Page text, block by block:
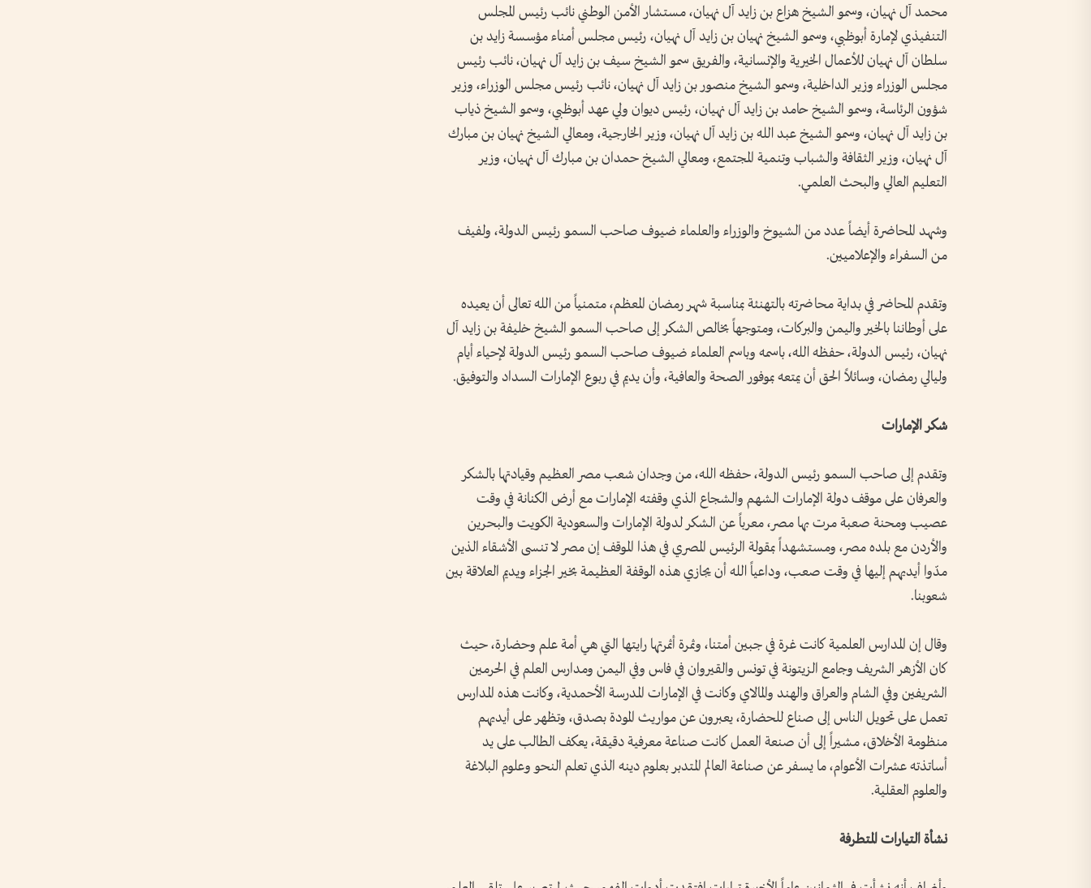
محمد آل نهيان، وسمو الشيخ هزاع بن زايد آل نهيان، مستشار الأمن الوطني نائب رئيس المجلس
التنفيذي لإمارة أبوظبي، وسمو الشيخ نهيان بن زايد آل نهيان، رئيس مجلس أمناء مؤسسة زايد بن
سلطان آل نهيان للأعمال الخيرية والإنسانية، والفريق سمو الشيخ سيف بن زايد آل نهيان، نائب رئيس
مجلس الوزراء وزير الداخلية، وسمو الشيخ منصور بن زايد آل نهيان، نائب رئيس مجلس الوزراء، وزير
شؤون الرئاسة، وسمو الشيخ حامد بن زايد آل نهيان، رئيس ديوان ولي عهد أبوظبي، وسمو الشيخ ذياب
بن زايد آل نهيان، وسمو الشيخ عبد الله بن زايد آل نهيان، وزير الخارجية، ومعالي الشيخ نهيان بن مبارك
آل نهيان، وزير الثقافة والشباب وتنمية المجتمع، ومعالي الشيخ حمدان بن مبارك آل نهيان، وزير
التعليم العالي والبحث العلمي.
وشهد المحاضرة أيضاً عدد من الشيوخ والوزراء والعلماء ضيوف صاحب السمو رئيس الدولة، ولفيف
من السفراء والإعلاميين.
وتقدم المحاضر في بداية محاضرته بالتهنئة بمناسبة شهر رمضان المعظم، متمنياً من الله تعالى أن يعيده
على أوطاننا بالخير واليمن والبركات، ومتوجهاً بخالص الشكر إلى صاحب السمو الشيخ خليفة بن زايد آل
نهيان، رئيس الدولة، حفظه الله، باسمه وباسم العلماء ضيوف صاحب السمو رئيس الدولة لإحياء أيام
وليالي رمضان، وسائلاً الحق أن يمتعه بموفور الصحة والعافية، وأن يديم في ربوع الإمارات السداد والتوفيق.
شكر الإمارات
وتقدم إلى صاحب السمو رئيس الدولة، حفظه الله، من وجدان شعب مصر العظيم وقيادتها بالشكر
والعرفان على موقف دولة الإمارات الشهم والشجاع الذي وقفته الإمارات مع أرض الكنانة في وقت
عصيب ومحنة صعبة مرت بها مصر، معرباً عن الشكر لدولة الإمارات والسعودية الكويت والبحرين
والأردن مع بلده مصر، ومستشهداً بمقولة الرئيس المصري في هذا الموقف إن مصر لا تنسى الأشقاء الذين
مدّوا أيديهم إليها في وقت صعب، وداعياً الله أن يجازي هذه الوقفة العظيمة بخير الجزاء ويديم العلاقة بين
شعوبنا.
وقال إن المدارس العلمية كانت غرة في جبين أمتنا، وثمرة أثمرتها رايتها التي هي أمة علم وحضارة، حيث
كان الأزهر الشريف وجامع الزيتونة في تونس والقيروان في فاس وفي اليمن ومدارس العلم في الحرمين
الشريفين وفي الشام والعراق والهند والمالاي وكانت في الإمارات المدرسة الأحمدية، وكانت هذه المدارس
تعمل على تحويل الناس إلى صناع للحضارة، يعبرون عن مواريث المودة بصدق، وتظهر على أيديهم
منظومة الأخلاق، مشيراً إلى أن صنعة العمل كانت صناعة معرفية دقيقة، يعكف الطالب على يد
أساتذته عشرات الأعوام، ما يسفر عن صناعة العالم المتدبر بعلوم دينه الذي تعلم النحو وعلوم البلاغة
والعلوم العقلية.
نشأة التيارات المتطرفة